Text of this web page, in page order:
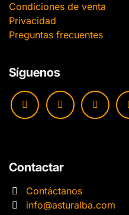
Condiciones de venta
Privacidad
Preguntas frecuentes
Síguenos
Contactar
Contáctanos
info@asturalba.com